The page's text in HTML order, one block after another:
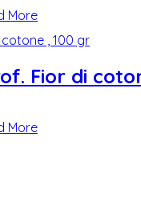
More
Fior di
More